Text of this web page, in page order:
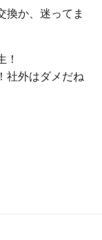
換か、迷ってま
！
社外はダメだね